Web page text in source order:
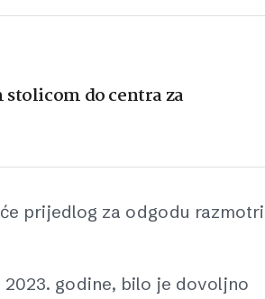
do centra za
prijedlog za odgodu
godine, bilo je dovoljno